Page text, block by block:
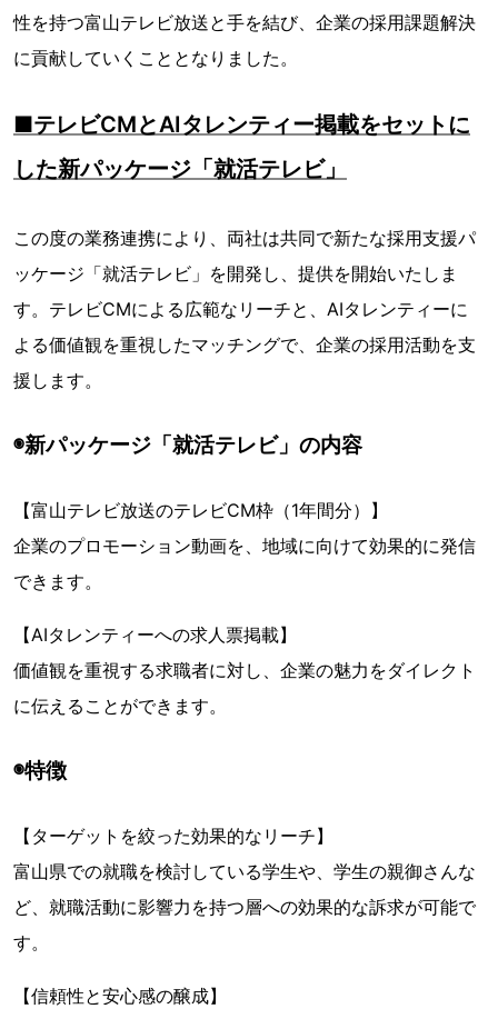
性を持つ富山テレビ放送と手を結び、企業の採用課題解決
に貢献していくこととなりました。
■テレビCMとAIタレンティー掲載をセットに
した新パッケージ「就活テレビ」
この度の業務連携により、両社は共同で新たな採用支援パ
ッケージ「就活テレビ」を開発し、提供を開始いたしま
す。テレビCMによる広範なリーチと、AIタレンティーに
よる価値観を重視したマッチングで、企業の採用活動を支
援します。
◉新パッケージ「就活テレビ」の内容
【富山テレビ放送のテレビCM枠（1年間分）】
企業のプロモーション動画を、地域に向けて効果的に発信
できます。
【AIタレンティーへの求人票掲載】
価値観を重視する求職者に対し、企業の魅力をダイレクト
に伝えることができます。
◉特徴
【ターゲットを絞った効果的なリーチ】
富山県での就職を検討している学生や、学生の親御さんな
ど、就職活動に影響力を持つ層への効果的な訴求が可能で
す。
【信頼性と安心感の醸成】